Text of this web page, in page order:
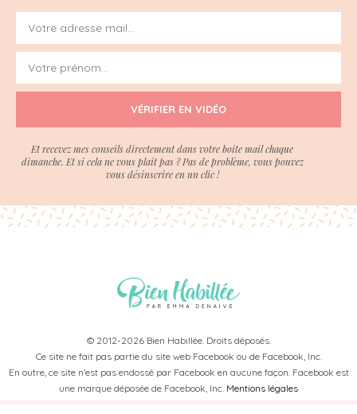
VÉRIFIER EN VIDÉO
Et recevez mes conseils directement dans votre boite mail chaque
dimanche. Et si cela ne vous plait pas ? Pas de problème, vous pouvez
vous désinscrire en un clic !
© 2012-2026 Bien Habillée. Droits déposés.
Ce site ne fait pas partie du site web Facebook ou de Facebook, Inc.
En outre, ce site n’est pas endossé par Facebook en aucune façon. Facebook est
une marque déposée de Facebook, Inc. Mentions légales